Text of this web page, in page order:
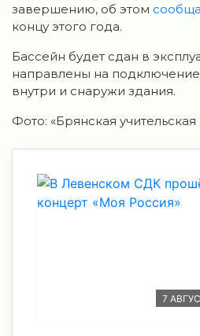
завершению, об этом
концу этого года.
Бассейн будет сдан в
направлены на
внутри и снаружи здания.
Фото: «Брянская учительская
7